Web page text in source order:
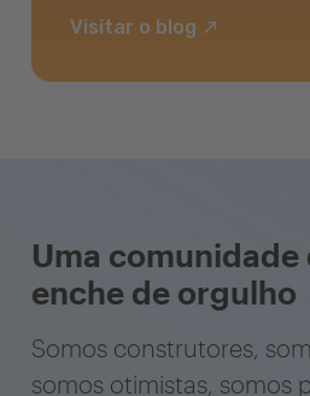
Visitar o blog
Uma comunidade
enche de orgulho
Somos construtores,
somos otimistas, somos